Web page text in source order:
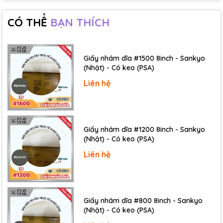
Tính năng nổi bật
Khả năng kết dính mạnh mẽ:Băng keo hai mặt PET
có khả năng kết dính tốt trên nhiều loại bề mặt, từ
CÓ THỂ BẠN THÍCH
Giấy nhám dĩa #1500 8inch - Sankyo
(Nhật) - Có keo (PSA)
Liên hệ
Giấy nhám dĩa #1200 8inch - Sankyo
(Nhật) - Có keo (PSA)
Liên hệ
Giấy nhám dĩa #800 8inch - Sankyo
(Nhật) - Có keo (PSA)